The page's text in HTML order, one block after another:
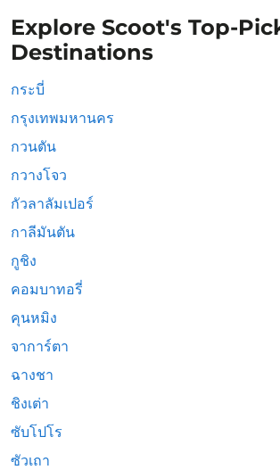
Explore Scoot's Top-
Destinations
กระบี่
กรุงเทพมหานคร
กวนตัน
กวางโจว
กัวลาลัมเปอร์
กาลีมันตัน
กูชิง
คอมบาทอรี่
คุนหมิง
จาการ์ตา
ฉางชา
ชิงเต่า
ซับโปโร
ซัวเถา